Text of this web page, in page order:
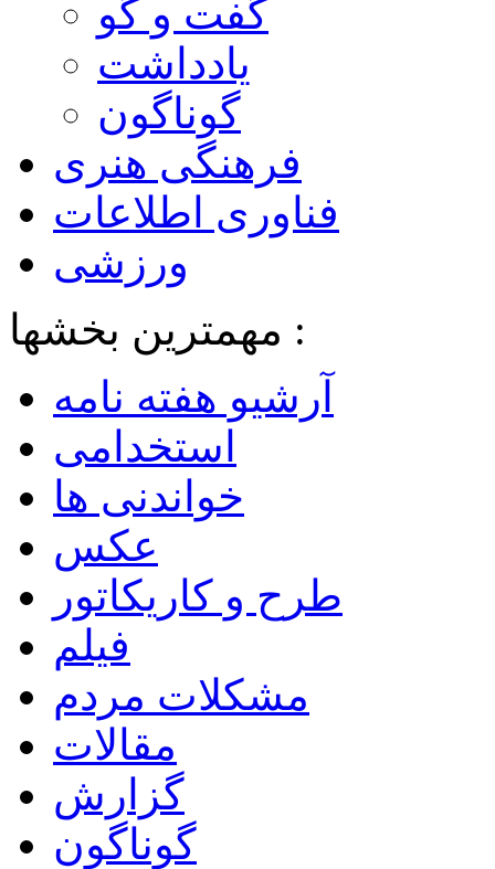
گفت و گو
یادداشت
گوناگون
فرهنگی هنری
فناوری اطلاعات
ورزشی
مهمترین بخشها :
آرشیو هفته نامه
استخدامی
خواندنی ها
عکس
طرح و کاریکاتور
فیلم
مشکلات مردم
مقالات
گزارش
گوناگون